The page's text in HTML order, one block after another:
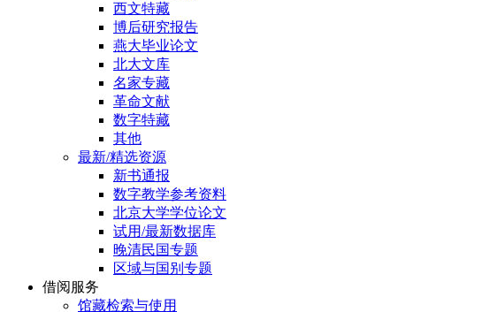
西文特藏
博后研究报告
燕大毕业论文
北大文库
名家专藏
革命文献
数字特藏
其他
最新/精选资源
新书通报
数字教学参考资料
北京大学学位论文
试用/最新数据库
晚清民国专题
区域与国别专题
借阅服务
馆藏检索与使用